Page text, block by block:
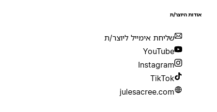
היוצר/ת
שליחת אימייל ליוצר/ת
YouTube
Instagram
TikTok
julesacree.com